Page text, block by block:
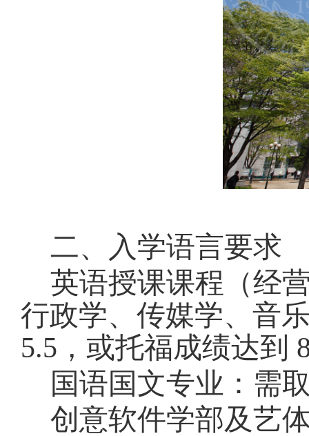
二、入学语言要求
英语授课课程（经
行政学、传媒学、音
5.5，或托福成绩达到
国语国文专业：需
创意软件学部及艺